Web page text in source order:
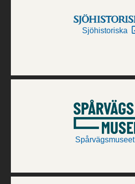
Sjöhistoriska
Spårvägsmuseet